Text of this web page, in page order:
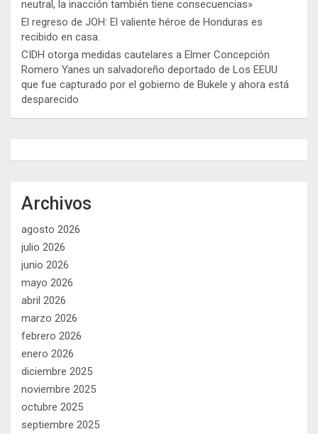
neutral, la inacción también tiene consecuencias»
El regreso de JOH: El valiente héroe de Honduras es
recibido en casa.
CIDH otorga medidas cautelares a Elmer Concepción
Romero Yanes un salvadoreño deportado de Los EEUU
que fue capturado por el gobierno de Bukele y ahora está
desparecido
Archivos
agosto 2026
julio 2026
junio 2026
mayo 2026
abril 2026
marzo 2026
febrero 2026
enero 2026
diciembre 2025
noviembre 2025
octubre 2025
septiembre 2025